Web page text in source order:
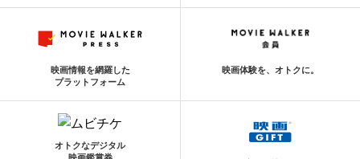
映画情報を網羅した
プラットフォーム
映画体験を、オトクに。
オトクなデジタル